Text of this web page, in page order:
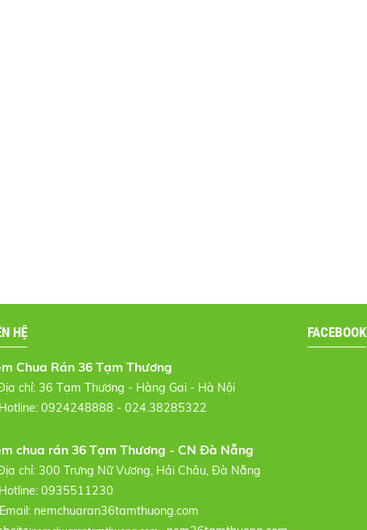
HỆ
Chua Rán 36 Tạm Thương
chỉ: 36 Tạm Thương - Hàng Gai - Hà Nội
Hotline: 0924248888 - 024.38285322
chua rán 36 Tạm Thương - CN Đà Nẵng
chỉ: 300 Trưng Nữ Vương, Hải Châu, Đà Nẵng
Hotline: 0935511230
nemchuaran36tamthuong.com
FACEBOOK